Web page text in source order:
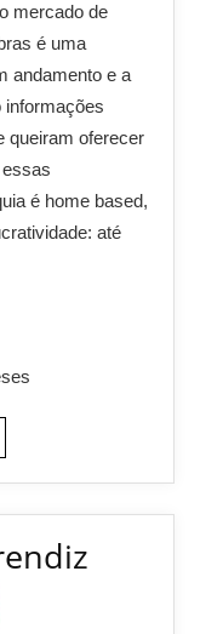
mercado de
é uma
andamento e a
informações
queiram oferecer
é home based,
até